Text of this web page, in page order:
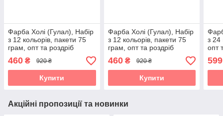
Фарба Холі (Гулал), Набір
з 12 кольорів, пакети 75
грам, опт та роздріб
460 ₴ 920 ₴
Купити
Фарба Холі (Гулал), Набір
з 12 кольорів, пакети 75
грам, опт та роздріб
460₴ 920 ₴
Купити
з 24
опт
599
Акційні пропозиції та новинки